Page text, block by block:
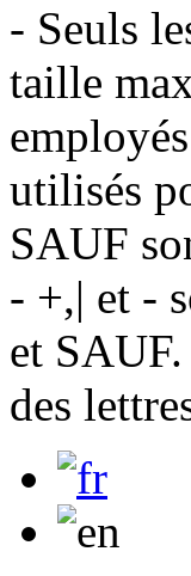
- Seuls
taille
utilisés
SAUF
- +,| et -
et SAUF.
des